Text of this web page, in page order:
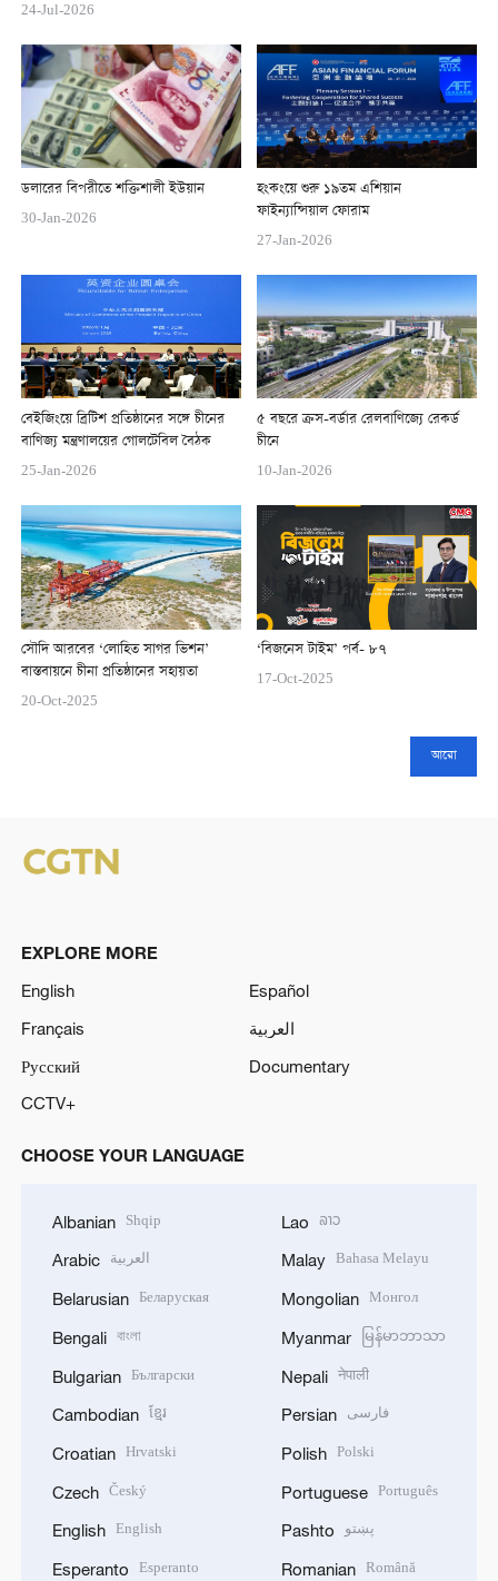
24-Jul-2026
ডলারের বিপরীতে শক্তিশালী ইউয়ান
30-Jan-2026
হংকংয়ে শুরু ১৯তম এশিয়ান
ফাইন্যান্সিয়াল ফোরাম
27-Jan-2026
বেইজিংয়ে ব্রিটিশ প্রতিষ্ঠানের সঙ্গে চীনের
বাণিজ্য মন্ত্রণালয়ের গোলটেবিল বৈঠক
25-Jan-2026
৫ বছরে ক্রস-বর্ডার রেলবাণিজ্যে রেকর্ড
চীনে
10-Jan-2026
সৌদি আরবের ‘লোহিত সাগর ভিশন’
বাস্তবায়নে চীনা প্রতিষ্ঠানের সহায়তা
20-Oct-2025
‘বিজনেস টাইম’ পর্ব- ৮৭
17-Oct-2025
আরো
EXPLORE MORE
English
Español
Français
العربية
Русский
Documentary
CCTV+
CHOOSE YOUR LANGUAGE
Albanian Shqip
Arabic العربية
Belarusian Беларуская
Bengali বাংলা
Bulgarian Български
Cambodian ខ្មែរ
Croatian Hrvatski
Czech Český
English English
Esperanto Esperanto
Lao ລາວ
Malay Bahasa Melayu
Mongolian Монгол
Myanmar မြန်မာဘာသာ
Nepali नेपाली
Persian فارسی
Polish Polski
Portuguese Português
Pashto پښتو
Romanian Română